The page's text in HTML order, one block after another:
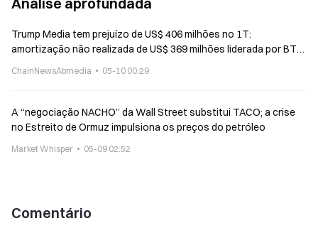
Trump Media tem prejuízo de US$ 406 milhões no 1T:
amortização não realizada de US$ 369 milhões liderada por BTC
ChainNewsAbmedia 05-10 00:29
A “negociação NACHO” da Wall Street substitui TACO; a crise
no Estreito de Ormuz impulsiona os preços do petróleo
Market Whisper 05-09 02:52
Comentário